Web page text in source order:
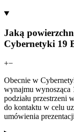
Jaką
Cybernetyki 19
+−
Obecnie w
wynajmu wynosząca
podziału przestrzeni
do kontaktu w celu
umówienia